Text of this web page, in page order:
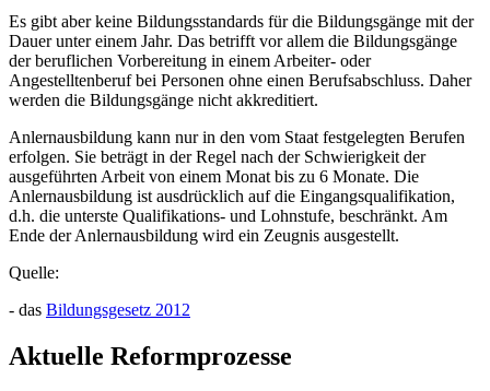
Es gibt aber keine Bildungsstandards für die Bildungsgänge mit der
Dauer unter einem Jahr. Das betrifft vor allem die Bildungsgänge
der beruflichen Vorbereitung in einem Arbeiter- oder
Angestelltenberuf bei Personen ohne einen Berufsabschluss. Daher
werden die Bildungsgänge nicht akkreditiert.
Anlernausbildung kann nur in den vom Staat festgelegten Berufen
erfolgen. Sie beträgt in der Regel nach der Schwierigkeit der
ausgeführten Arbeit von einem Monat bis zu 6 Monate. Die
Anlernausbildung ist ausdrücklich auf die Eingangsqualifikation,
d.h. die unterste Qualifikations- und Lohnstufe, beschränkt. Am
Ende der Anlernausbildung wird ein Zeugnis ausgestellt.
Quelle:
- das Bildungsgesetz 2012
Aktuelle Reformprozesse